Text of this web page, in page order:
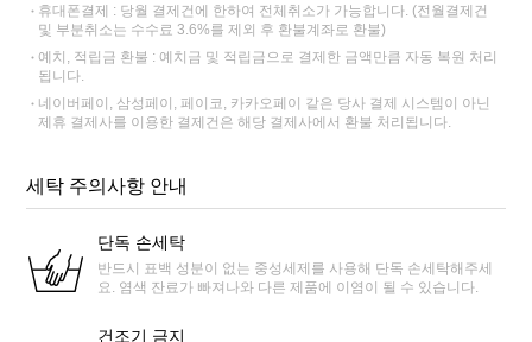
휴대폰결제 : 당월 결제건에 한하여 전체취소가 가능합니다. (전월결제건
및 부분취소는 수수료 3.6%를 제외 후 환불계좌로 환불)
예치, 적립금 환불 : 예치금 및 적립금으로 결제한 금액만큼 자동 복원 처리
됩니다.
네이버페이, 삼성페이, 페이코, 카카오페이 같은 당사 결제 시스템이 아닌
제휴 결제사를 이용한 결제건은 해당 결제사에서 환불 처리됩니다.
세탁 주의사항 안내
단독 손세탁
반드시 표백 성분이 없는 중성세제를 사용해 단독 손세탁해주세
요. 염색 잔료가 빠져나와 다른 제품에 이염이 될 수 있습니다.
건조기 금지